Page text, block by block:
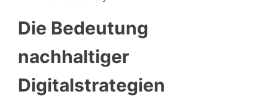
Die Bedeutung
nachhaltiger
Digitalstrategien